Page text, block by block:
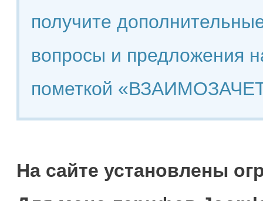
получите
вопросы и предложения
пометкой
На сайте установлены